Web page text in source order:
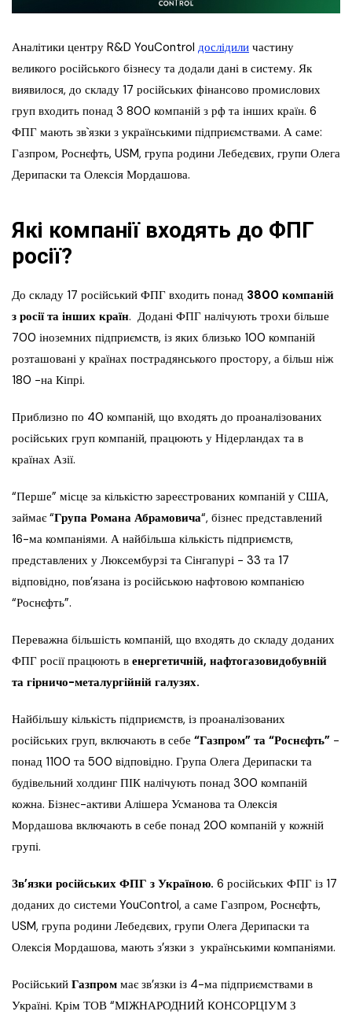
Аналітики центру R&D YouControl дослідили частину
великого російського бізнесу та додали дані в систему. Як
виявилося, до складу 17 російських фінансово промислових
груп входить понад 3 800 компаній з рф та інших країн. 6
ФПГ мають зв`язки з українськими підприємствами. А саме:
Газпром, Роснєфть, USM, група родини Лебедєвих, групи Олега
Дерипаски та Олексія Мордашова.
Які компанії входять до ФПГ
росії?
До складу 17 російський ФПГ входить понад 3800 компаній
з росії та інших країн. Додані ФПГ налічують трохи більше
700 іноземних підприємств, із яких близько 100 компаній
розташовані у країнах пострадянського простору, а більш ніж
180 −на Кіпрі.
Приблизно по 40 компаній, що входять до проаналізованих
російських груп компаній, працюють у Нідерландах та в
країнах Азії.
“Перше” місце за кількістю зареєстрованих компаній у США,
займає “Група Романа Абрамовича“, бізнес представлений
16-ма компаніями. А найбільша кількість підприємств,
представлених у Люксембурзі та Сінгапурі − 33 та 17
відповідно, пов’язана із російською нафтовою компанією
“Роснєфть”.
Переважна більшість компаній, що входять до складу доданих
ФПГ росії працюють в енергетичній, нафтогазовидобувній
та гірничо-металургійній галузях.
Найбільшу кількість підприємств, із проаналізованих
російських груп, включають в себе “Газпром” та “Роснєфть” −
понад 1100 та 500 відповідно. Група Олега Дерипаски та
будівельний холдинг ПІК налічують понад 300 компаній
кожна. Бізнес-активи Алішера Усманова та Олексія
Мордашова включають в себе понад 200 компаній у кожній
групі.
Зв’язки російських ФПГ з Україною. 6 російських ФПГ із 17
доданих до системи YouСontrol, а саме Газпром, Роснєфть,
USM, група родини Лебедєвих, групи Олега Дерипаски та
Олексія Мордашова, мають з’язки з українськими компаніями.
Російський Газпром має зв’язки із 4-ма підприємствами в
Україні. Крім ТОВ “МІЖНАРОДНИЙ КОНСОРЦІУМ З